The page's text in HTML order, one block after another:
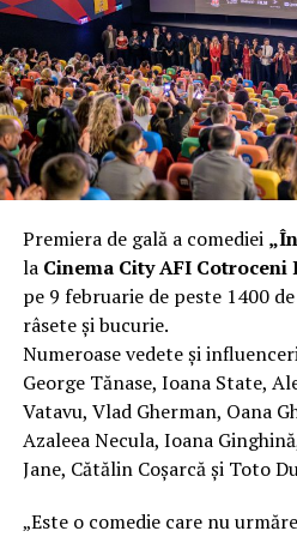
încât nu a mai putut fi pliat.
fier vechi a doua zi. Asta ca să
vorbim despre preferințe
funcționalitate reală.
Aluminiul, pe
rezistent la
nuanțe
Aluminiul e materialul care
când cineva caută un pavilion
Densitatea aluminiului e de
de circa 7,8 g/cm³ pentru oțel.
identic, aluminiul cântărește
oțelului. Pentru oricine
demontează frecvent o
simte enorm.
Premiera de gală a comediei
la Cinema City AFI Cotroceni
pe 9 februarie de peste 1400
râsete și bucurie.
Numeroase vedete și
George Tănase, Ioana State,
Vatavu, Vlad Gherman, Oana
Azaleea Necula, Ioana
Jane, Cătălin Coșarcă și Toto
„Este o comedie care nu